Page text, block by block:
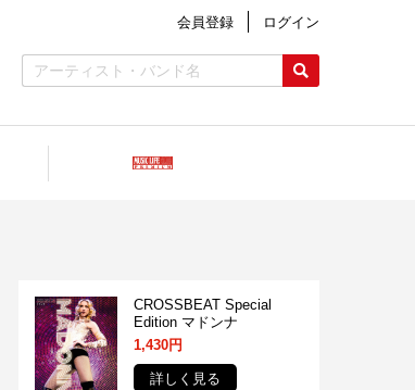
会員登録 ログイン
CROSSBEAT Special
Edition マドンナ
1,430円
詳しく見る